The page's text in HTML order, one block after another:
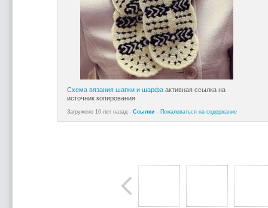
Схема вязания шапки и шарфаактивная ссылка на
источник копирования
Загружено 10 лет назад - Ссылки - Пожаловаться на содержание